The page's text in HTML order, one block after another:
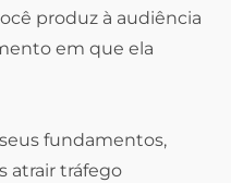
produz à audiência
em que ela
fundamentos,
atrair tráfego